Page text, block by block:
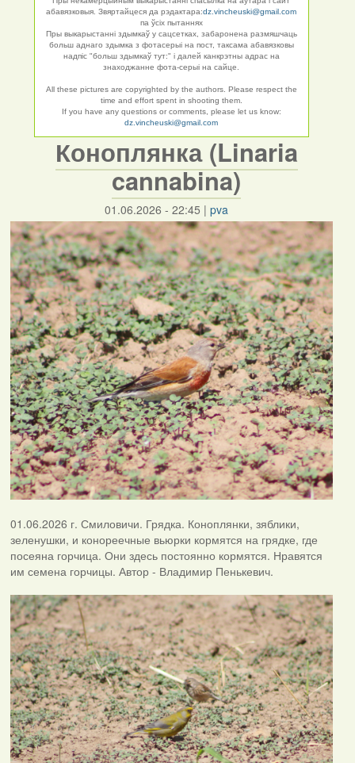
абавязковыя. Звяртайцеся да рэдактара:dz.vincheuski@gmail.com
па ўсіх пытаннях
Пры выкарыстанні здымкаў у сацсетках, забаронена размяшчаць
больш аднаго здымка з фотасерыі на пост, таксама абавязковы
надпіс "больш здымкаў тут:" і далей канкрэтны адрас на
знаходжанне фота-серыі на сайце.
All these pictures are copyrighted by the authors. Please respect the
time and effort spent in shooting them.
If you have any questions or comments, please let us know:
dz.vincheuski@gmail.com
Коноплянка (Linaria
cannabina)
01.06.2026 - 22:45 |pva
01.06.2026 г. Смиловичи. Грядка. Коноплянки, зяблики,
зеленушки, и конореечные вьюрки кормятся на грядке, где
посеяна горчица. Они здесь постоянно кормятся. Нравятся
им семена горчицы. Автор - Владимир Пенькевич.